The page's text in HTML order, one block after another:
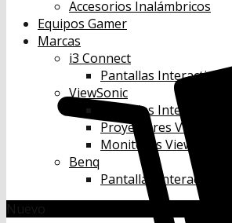
Accesorios Inalámbricos
Equipos Gamer
Marcas
i3 Connect
Pantallas Interactivas
ViewSonic
Pantallas Interactivas
Proyectores Viewsonic
Monitores Viewsonic
Benq
Pantallas Interactivas